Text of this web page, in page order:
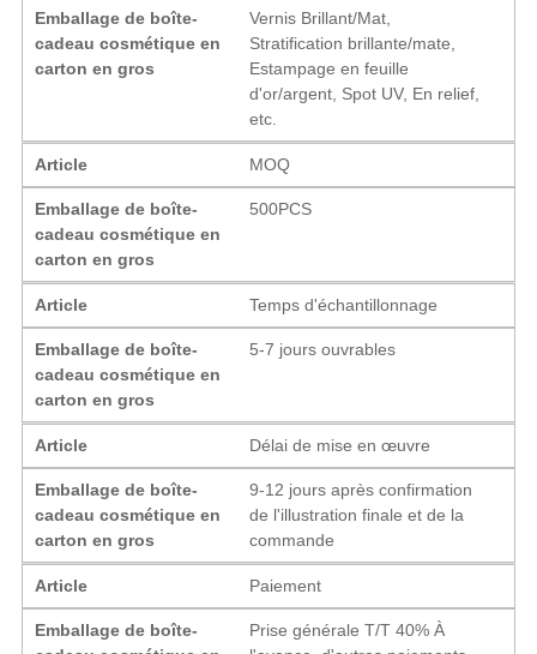
Emballage de boîte-
cadeau cosmétique en
carton en gros
Vernis Brillant/Mat,
Stratification brillante/mate,
Estampage en feuille
d'or/argent, Spot UV, En relief,
etc.
Article MOQ
Emballage de boîte-
cadeau cosmétique en
carton en gros
500PCS
Article Temps d'échantillonnage
Emballage de boîte-
cadeau cosmétique en
carton en gros
5-7 jours ouvrables
Article Délai de mise en œuvre
Emballage de boîte-
cadeau cosmétique en
carton en gros
9-12 jours après confirmation
de l'illustration finale et de la
commande
Article Paiement
Emballage de boîte-
Prise générale T/T 40% À